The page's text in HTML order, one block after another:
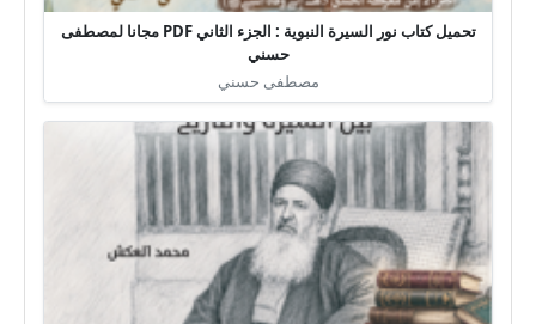
تحميل كتاب نور السيرة النبوية : الجزء الثاني PDF مجانا لمصطفى
حسني
مصطفى حسني